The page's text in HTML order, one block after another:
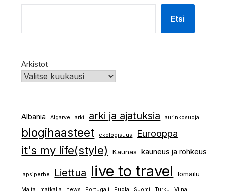
Etsi
Arkistot
Albania Algarve arki arki ja ajatuksia aurinkosuoja
blogihaasteet ekologisuus Eurooppa
it's my life(style) Kaunas kauneus ja rohkeus
lapsiperhe Liettua live to travel lomailu
Malta matkalla news Portugali Puola Suomi Turku
Vilna